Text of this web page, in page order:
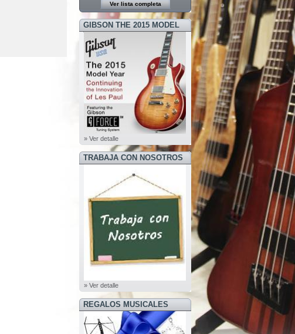
Ver lista completa
GIBSON THE 2015 MODEL
YEAR
» Ver detalle
TRABAJA CON NOSOTROS
» Ver detalle
REGALOS MUSICALES